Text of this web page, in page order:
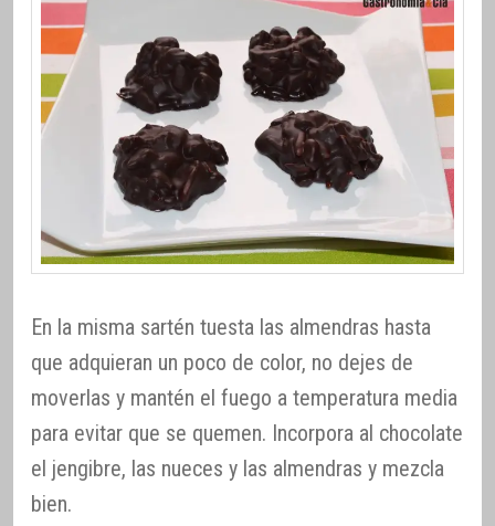
En la misma sartén tuesta las almendras hasta
que adquieran un poco de color, no dejes de
moverlas y mantén el fuego a temperatura media
para evitar que se quemen. Incorpora al chocolate
el jengibre, las nueces y las almendras y mezcla
bien.